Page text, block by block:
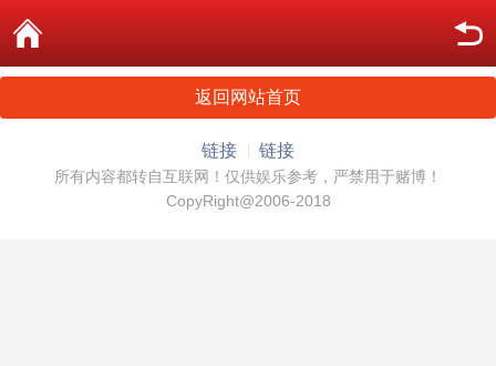
返回网站首页
链接 链接
所有内容都转自互联网！仅供娱乐参考，严禁用于赌博！
CopyRight@2006-2018